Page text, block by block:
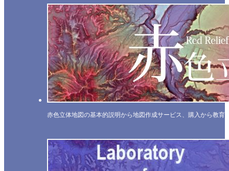
赤色立体地図の基本的説明から地図作成サービス、購入から教育